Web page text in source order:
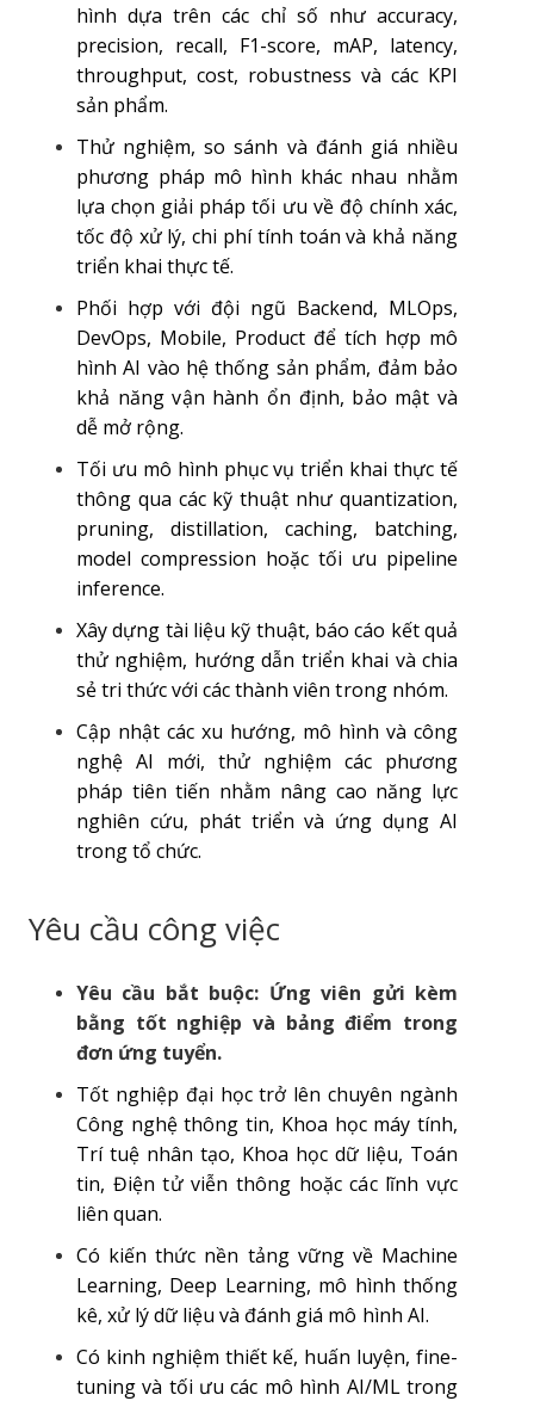
hình dựa trên các chỉ số như accuracy,
precision, recall, F1-score, mAP, latency,
throughput, cost, robustness và các KPI
sản phẩm.
Thử nghiệm, so sánh và đánh giá nhiều
phương pháp mô hình khác nhau nhằm
lựa chọn giải pháp tối ưu về độ chính xác,
tốc độ xử lý, chi phí tính toán và khả năng
triển khai thực tế.
Phối hợp với đội ngũ Backend, MLOps,
DevOps, Mobile, Product để tích hợp mô
hình AI vào hệ thống sản phẩm, đảm bảo
khả năng vận hành ổn định, bảo mật và
dễ mở rộng.
Tối ưu mô hình phục vụ triển khai thực tế
thông qua các kỹ thuật như quantization,
pruning, distillation, caching, batching,
model compression hoặc tối ưu pipeline
inference.
Xây dựng tài liệu kỹ thuật, báo cáo kết quả
thử nghiệm, hướng dẫn triển khai và chia
sẻ tri thức với các thành viên trong nhóm.
Cập nhật các xu hướng, mô hình và công
nghệ AI mới, thử nghiệm các phương
pháp tiên tiến nhằm nâng cao năng lực
nghiên cứu, phát triển và ứng dụng AI
trong tổ chức.
Yêu cầu công việc
Yêu cầu bắt buộc: Ứng viên gửi kèm
bằng tốt nghiệp và bảng điểm trong
đơn ứng tuyển.
Tốt nghiệp đại học trở lên chuyên ngành
Công nghệ thông tin, Khoa học máy tính,
Trí tuệ nhân tạo, Khoa học dữ liệu, Toán
tin, Điện tử viễn thông hoặc các lĩnh vực
liên quan.
Có kiến thức nền tảng vững về Machine
Learning, Deep Learning, mô hình thống
kê, xử lý dữ liệu và đánh giá mô hình AI.
Có kinh nghiệm thiết kế, huấn luyện, fine-
tuning và tối ưu các mô hình AI/ML trong